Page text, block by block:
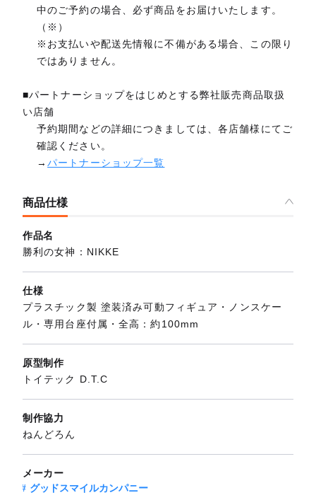
中のご予約の場合、必ず商品をお届けいたします。
（※）
※お支払いや配送先情報に不備がある場合、この限り
ではありません。
■パートナーショップをはじめとする弊社販売商品取扱
い店舗
予約期間などの詳細につきましては、各店舗様にてご
確認ください。
→パートナーショップ一覧
商品仕様
作品名
勝利の女神：NIKKE
仕様
プラスチック製 塗装済み可動フィギュア・ノンスケー
ル・専用台座付属・全高：約100mm
原型制作
トイテック D.T.C
制作協力
ねんどろん
メーカー
グッドスマイルカンパニー